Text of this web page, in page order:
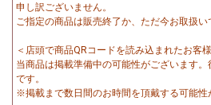
申し訳ございません。
ご指定の商品は販売終了か、ただ今お取扱い
＜店頭で商品QRコードを読み込まれたお客
当商品は掲載準備中の可能性がございます
です。
※掲載まで数日間のお時間を頂戴する可能性